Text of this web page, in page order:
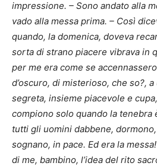
impressione. – Sono andato alla
vado alla messa prima. – Così
quando, la domenica, doveva
sorta di strano piacere vibrava in
per me era come se
d’oscuro, di misterioso, che so?, a
segreta, insieme piacevole e
compiono solo quando la tenebra
tutti gli uomini dabbene,
sognano, in pace. Ed era la
di me, bambino, l’idea del rito